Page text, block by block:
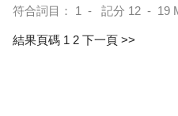
符合詞目： 1 - 記分 12 - 19
結果頁碼 1 2 下一頁 >>